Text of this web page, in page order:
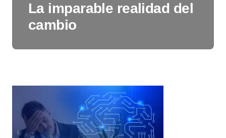
La imparable realidad del
cambio